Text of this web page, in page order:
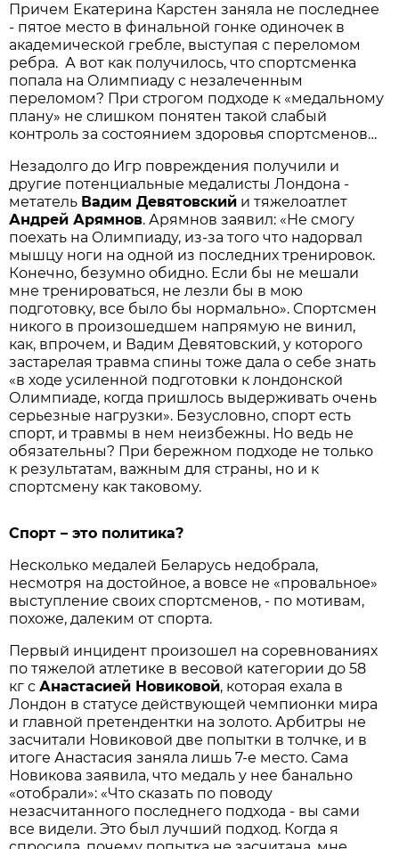
Причем Екатерина Карстен заняла не последнее
- пятое место в финальной гонке одиночек в
академической гребле, выступая с переломом
ребра. А вот как получилось, что спортсменка
попала на Олимпиаду с незалеченным
переломом? При строгом подходе к «медальному
плану» не слишком понятен такой слабый
контроль за состоянием здоровья спортсменов…
Незадолго до Игр повреждения получили и
другие потенциальные медалисты Лондона -
метатель Вадим Девятовский и тяжелоатлет
Андрей Арямнов. Арямнов заявил: «Не смогу
поехать на Олимпиаду, из-за того что надорвал
мышцу ноги на одной из последних тренировок.
Конечно, безумно обидно. Если бы не мешали
мне тренироваться, не лезли бы в мою
подготовку, все было бы нормально». Спортсмен
никого в произошедшем напрямую не винил,
как, впрочем, и Вадим Девятовский, у которого
застарелая травма спины тоже дала о себе знать
«в ходе усиленной подготовки к лондонской
Олимпиаде, когда пришлось выдерживать очень
серьезные нагрузки». Безусловно, спорт есть
спорт, и травмы в нем неизбежны. Но ведь не
обязательны? При бережном подходе не только
к результатам, важным для страны, но и к
спортсмену как таковому.
Спорт – это политика?
Несколько медалей Беларусь недобрала,
несмотря на достойное, а вовсе не «провальное»
выступление своих спортсменов, - по мотивам,
похоже, далеким от спорта.
Первый инцидент произошел на соревнованиях
по тяжелой атлетике в весовой категории до 58
кг сАнастасией Новиковой, которая ехала в
Лондон в статусе действующей чемпионки мира
и главной претендентки на золото. Арбитры не
засчитали Новиковой две попытки в толчке, и в
итоге Анастасия заняла лишь 7-е место. Сама
Новикова заявила, что медаль у нее банально
«отобрали»: «Что сказать по поводу
незасчитанного последнего подхода - вы сами
все видели. Это был лучший подход. Когда я